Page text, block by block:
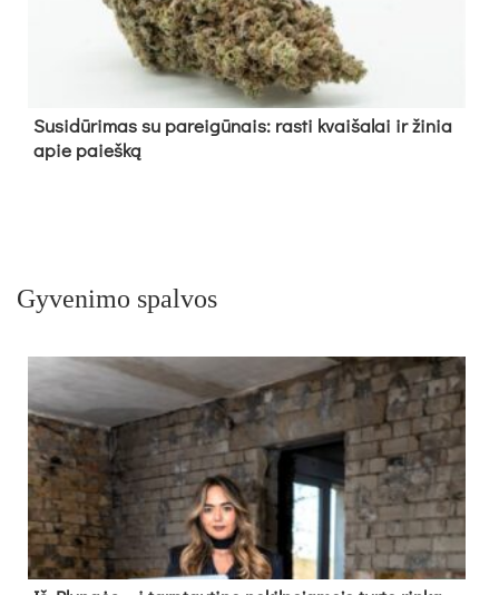
Su­si­dū­ri­mas su pa­rei­gū­nais: ras­ti kvai­ša­lai ir ži­nia
apie paieš­ką
Gyvenimo spalvos